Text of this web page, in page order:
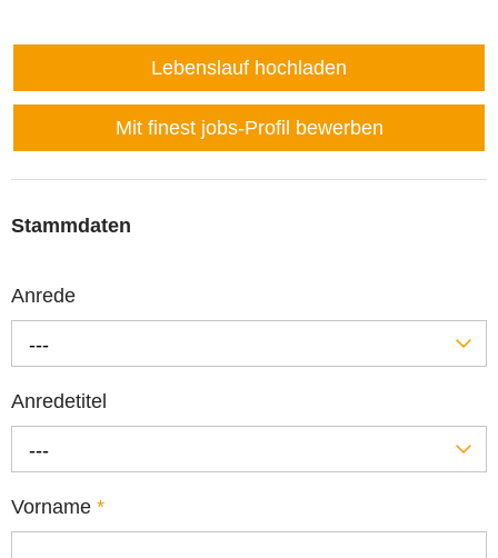
Lebenslauf hochladen
Mit finest jobs-Profil bewerben
Stammdaten
Anrede
---
Anredetitel
---
Vorname *